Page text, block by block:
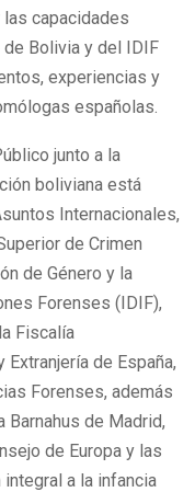
capacidades
Bolivia y del IDIF
experiencias y
españolas.
junto a la
boliviana está
Internacionales,
de Crimen
de Género y la
Forenses (IDIF),
Fiscalía
de España,
Forenses, además
Barnahus de Madrid,
de Europa y las
a la infancia